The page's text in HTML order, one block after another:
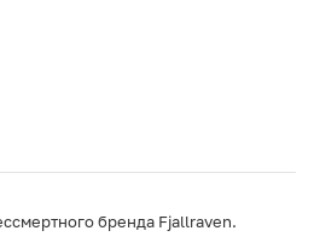
бренда Fjallraven.